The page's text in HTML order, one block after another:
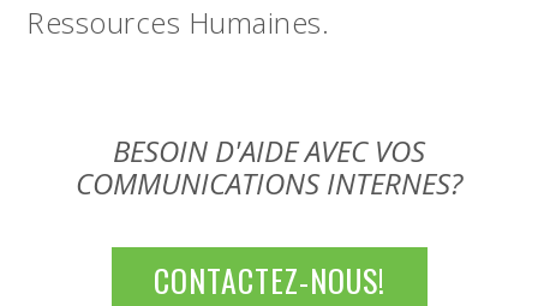
Ressources Humaines.
BESOIN D'AIDE AVEC VOS
COMMUNICATIONS INTERNES?
CONTACTEZ-NOUS!